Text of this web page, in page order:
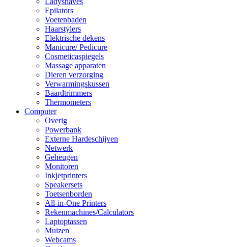
Epilators
Voetenbaden
Haarstylers
Elektrische dekens
Manicure/ Pedicure
Cosmeticaspiegels
Massage apparaten
Dieren verzorging
Verwarmingskussen
Baardtrimmers
Thermometers
Computer
Overig
Powerbank
Externe Hardeschijven
Netwerk
Geheugen
Monitoren
Inkjetprinters
Speakersets
Toetsenborden
All-in-One Printers
Rekenmachines/Calculators
Laptoptassen
Muizen
Webcams